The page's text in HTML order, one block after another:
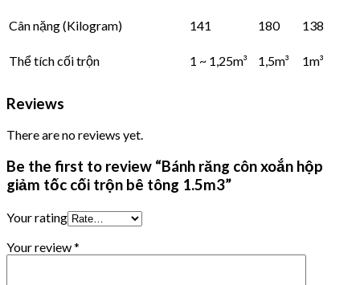
Cân nặng (Kilogram) 141 180 138
Thể tích cối trộn 1 ~ 1,25m³ 1,5m³ 1m³
Reviews
There are no reviews yet.
Be the first to review “Bánh răng côn xoắn hộp
giảm tốc cối trộn bê tông 1.5m3”
Your rating
Your review*